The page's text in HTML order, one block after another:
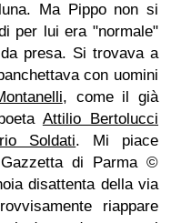
Ma Pippo non si
per lui era "normale"
presa. Si trovava a
con uomini
, come il già
Attilio Bertolucci
Soldati. Mi piace
di Parma ©
disattenta della via
riappare